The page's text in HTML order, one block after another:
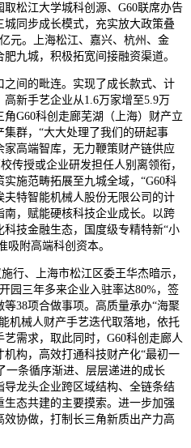
松江大学城科创源、G60联席办告
同步成长模式，充实放大政策叠
元。上海松江、嘉兴、杭州、金
九城，积极拓宽间接融资渠道。
间的毗连。实现了成长款式、计
新手艺企业从1.6万家增至5.9万
G60科创走廊芜湖（上海）财产立
群，“大大处理了我们的研起事
家高端智库，无力鞭策财产链供应
传授或企业研发担任人别离领衔，
施范畴拓展至九城全域，“G60科
特智能机械人股份无限公司的计
，赋能硬核科技企业成长。以跨
技金融生态，国度级专精特新“小
吸附高端科创资本。
、上海市松江区委王华杰暗示，
园三年多来企业入驻率达80%，签
38项合做事项。高质量承办“海聚
机械人财产手艺迭代取落地，依托
需求，取此同时，G60科创走廊人
构，高效打通科技财产化“最初一
一条循序渐进、层层递进的成长
龙头企业跨区域结构、全链条结
态共建的主要摸索。进一步加强
协做，打制长三角新质出产力高